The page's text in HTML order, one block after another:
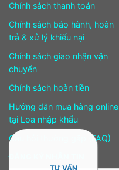
Chính sách thanh toán
Chính sách bảo hành, hoàn
trả & xử lý khiếu nại
Chính sách giao nhận vận
chuyển
Chính sách hoàn tiền
Hướng dẫn mua hàng online
tại Loa nhập khẩu
Câu hỏi thường gặp (FAQ)
TƯ VẤN